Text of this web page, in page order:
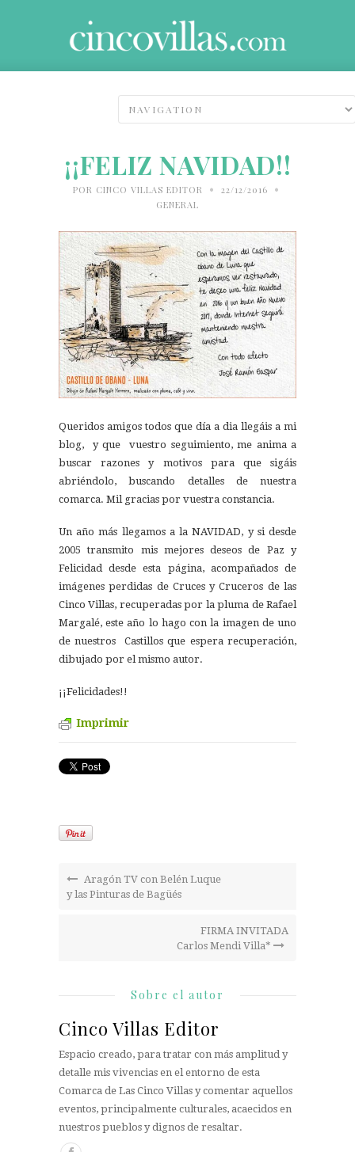
¡¡FELIZ NAVIDAD!!
POR CINCO VILLAS EDITOR • 22/12/2016 •
GENERAL
Queridos amigos todos que día a dia llegáis a mi
blog, y que vuestro seguimiento, me anima a
buscar razones y motivos para que sigáis
abriéndolo, buscando detalles de nuestra
comarca. Mil gracias por vuestra constancia.
Un año más llegamos a la NAVIDAD, y si desde
2005 transmito mis mejores deseos de Paz y
Felicidad desde esta página, acompañados de
imágenes perdidas de Cruces y Cruceros de las
Cinco Villas, recuperadas por la pluma de Rafael
Margalé, este año lo hago con la imagen de uno
de nuestros Castillos que espera recuperación,
dibujado por el mismo autor.
¡¡Felicidades!!
Imprimir
Aragón TV con Belén Luque
y las Pinturas de Bagüés
FIRMA INVITADA
Carlos Mendi Villa*
Sobre el autor
Cinco Villas Editor
Espacio creado, para tratar con más amplitud y
detalle mis vivencias en el entorno de esta
Comarca de Las Cinco Villas y comentar aquellos
eventos, principalmente culturales, acaecidos en
nuestros pueblos y dignos de resaltar.